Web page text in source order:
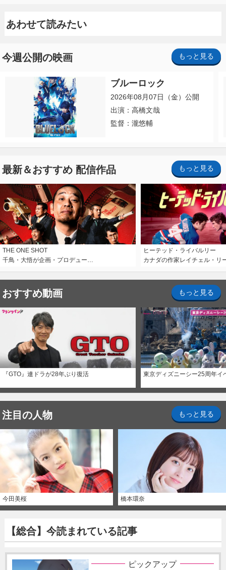
あわせて読みたい
今週公開の映画 もっと見る
ブルーロック
2026年08月07日（金）公開
出演：高橋文哉
監督：瀧悠輔
最新＆おすすめ 配信作品 もっと見る
THE ONE SHOT
千鳥・大悟が企画・プロデュー…
ヒーテッド・ライバルリー
カナダの作家レイチェル・リ
おすすめ動画 もっと見る
『GTO』連ドラが28年ぶり復活 東京ディズニーシー25周年イ
注目の人物 もっと見る
今田美桜 橋本環奈
【総合】今読まれている記事
ピックアップ